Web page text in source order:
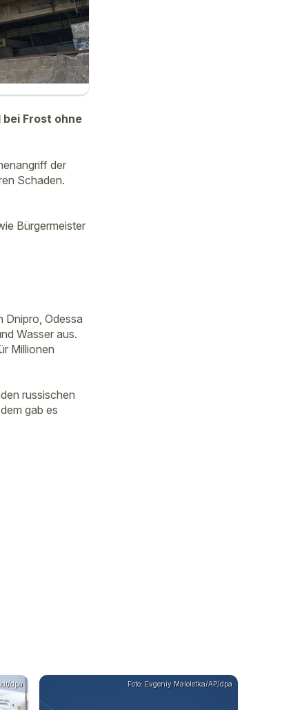
Frost ohne
der
Schaden.
Bürgermeister
Dnipro, Odessa
Wasser aus.
Millionen
russischen
gab es
dpa Foto: Evgeniy Maloletka/AP/dpa